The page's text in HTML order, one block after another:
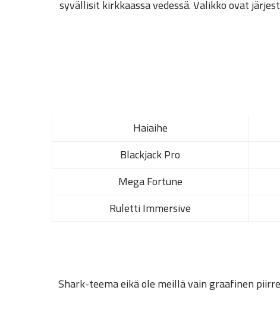
syvällisit kirkkaassa vedessä. Valikko ovat
Haiaihe
Blackjack Pro
Mega Fortune
Ruletti Immersive
Shark-teema eikä ole meillä vain graafinen